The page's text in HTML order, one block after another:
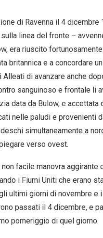
di Ravenna il 4
linea del fronte –
era riuscito
britannica e a concordare
di avanzare anche
sanguinoso e frontale li
data da Bulow, e accettata
nelle paludi e provenienti
simultaneamente a
verso ovest.
facile manovra aggirante
i Fiumi Uniti che erano
ultimi giorni di novembre e
passati il 4 dicembre, e
pomeriggio di quel giorno.